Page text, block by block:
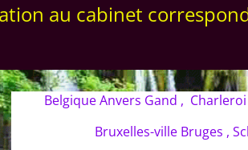
au cabinet
Belgique Anvers Gand ,
Bruxelles-ville Bruges ,